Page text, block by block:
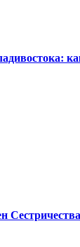
Сестричества